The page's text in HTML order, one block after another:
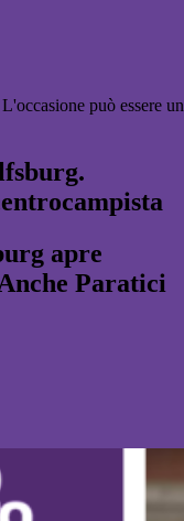
può essere un
apre
Paratici